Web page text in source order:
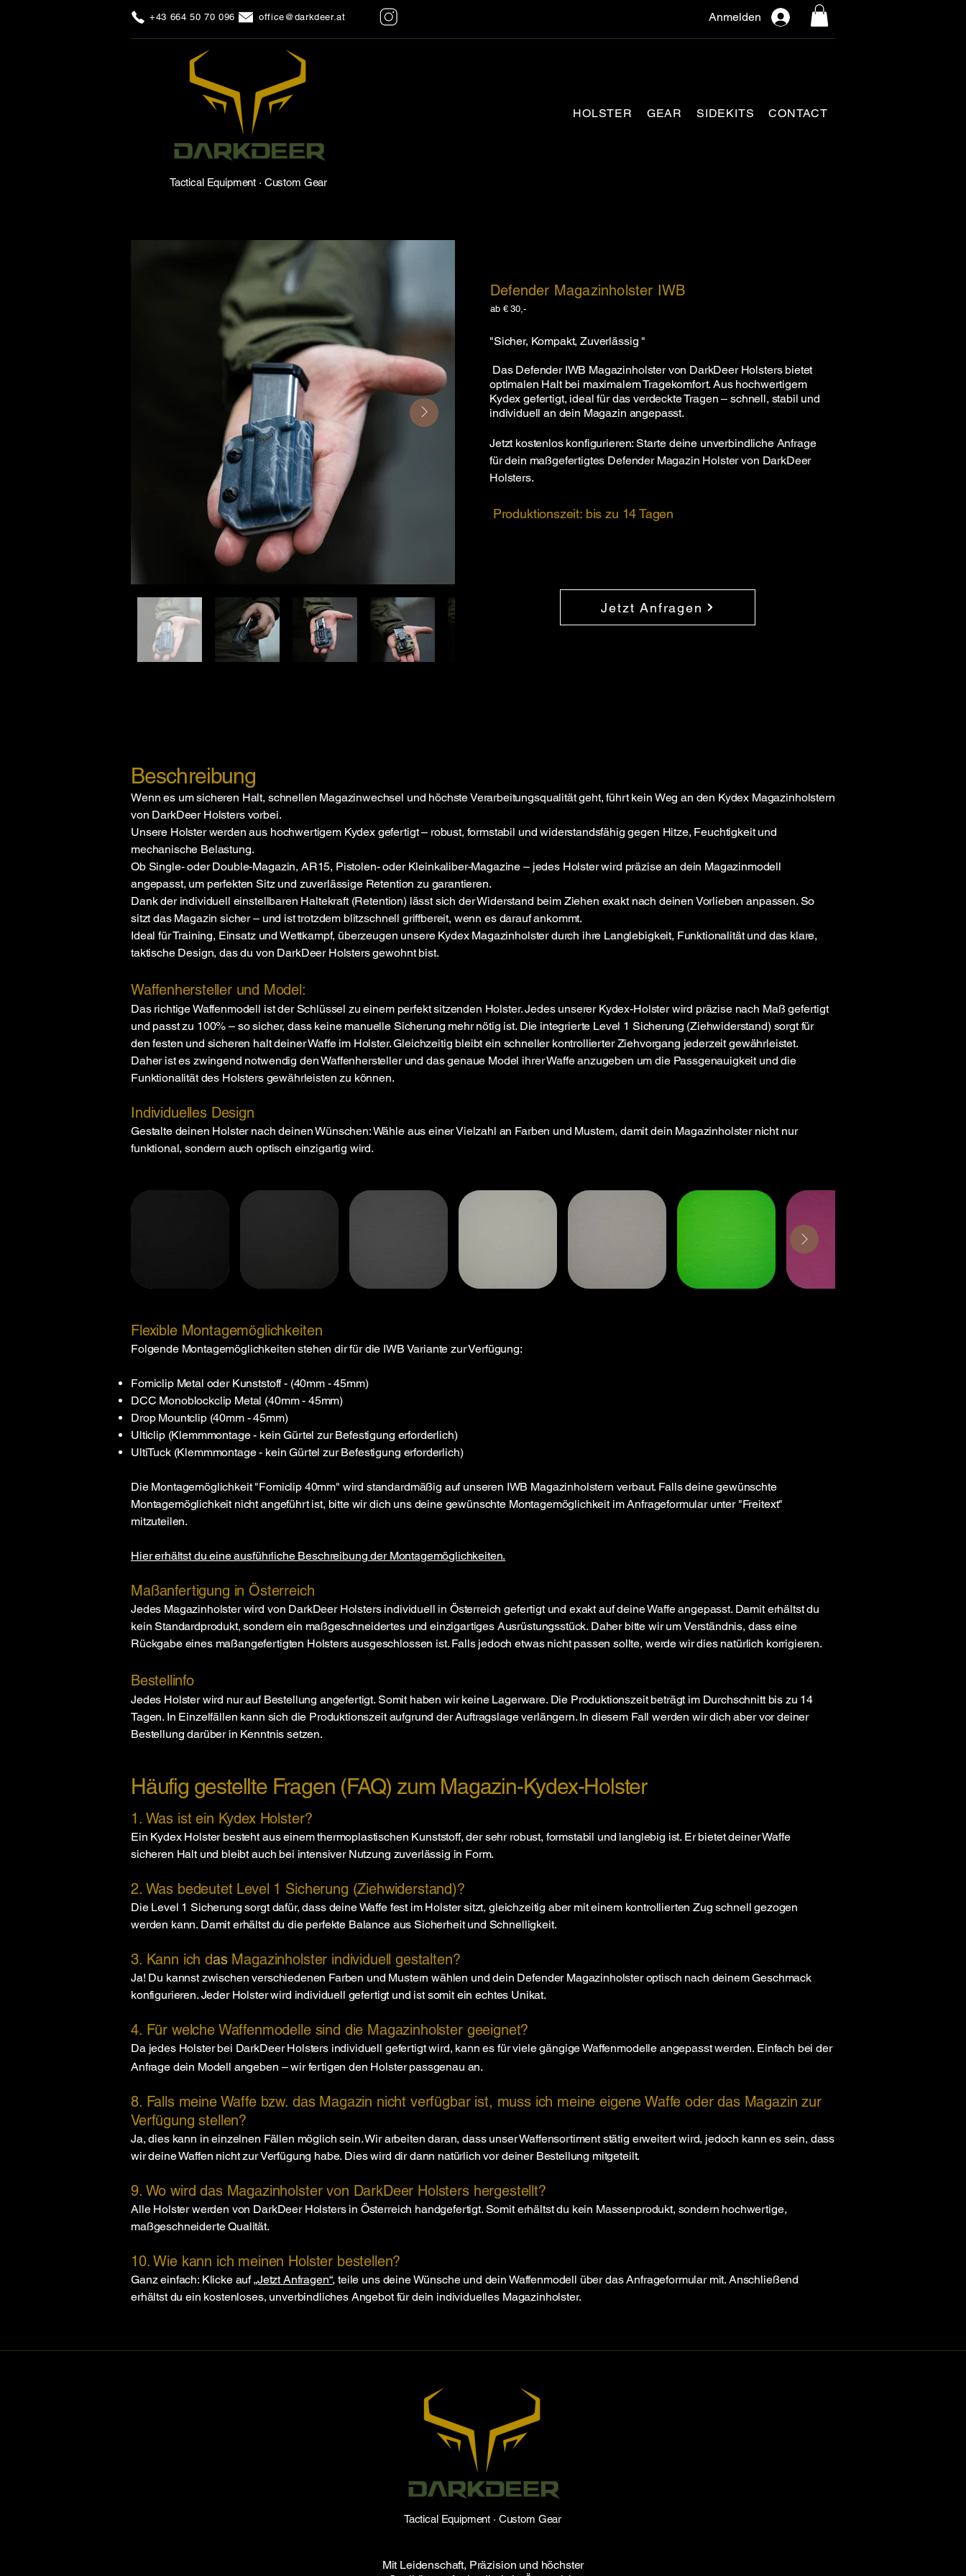
+43 664 50 70 096 office@darkdeer.at Anmelden
HOLSTER GEAR SIDEKITS CONTACT
Tactical Equipment · Custom Gear
Defender Magazinholster IWB
ab € 30,-
"Sicher, Kompakt, Zuverlässig "
Das Defender IWB Magazinholster von DarkDeer Holsters bietet
optimalen Halt bei maximalem Tragekomfort. Aus hochwertigem
Kydex gefertigt, ideal für das verdeckte Tragen – schnell, stabil und
individuell an dein Magazin angepasst.
Jetzt kostenlos konfigurieren: Starte deine unverbindliche Anfrage
für dein maßgefertigtes Defender Magazin Holster von DarkDeer
Holsters.
Produktionszeit: bis zu 14 Tagen
Jetzt Anfragen
Beschreibung
Wenn es um sicheren Halt, schnellen Magazinwechsel und höchste Verarbeitungsqualität geht, führt kein Weg an den Kydex Magazinholstern
von DarkDeer Holsters vorbei.
Unsere Holster werden aus hochwertigem Kydex gefertigt – robust, formstabil und widerstandsfähig gegen Hitze, Feuchtigkeit und
mechanische Belastung.
Ob Single- oder Double-Magazin, AR15, Pistolen- oder Kleinkaliber-Magazine – jedes Holster wird präzise an dein Magazinmodell
angepasst, um perfekten Sitz und zuverlässige Retention zu garantieren.
Dank der individuell einstellbaren Haltekraft (Retention) lässt sich der Widerstand beim Ziehen exakt nach deinen Vorlieben anpassen. So
sitzt das Magazin sicher – und ist trotzdem blitzschnell griffbereit, wenn es darauf ankommt.
Ideal für Training, Einsatz und Wettkampf, überzeugen unsere Kydex Magazinholster durch ihre Langlebigkeit, Funktionalität und das klare,
taktische Design, das du von DarkDeer Holstersgewohnt bist.
Waffenhersteller und Model:
Das richtige Waffenmodell ist der Schlüssel zu einem perfekt sitzenden Holster. Jedes unserer Kydex-Holster wird präzise nach Maß gefertigt
und passt zu 100% – so sicher, dass keine manuelle Sicherung mehr nötig ist. Die integrierte Level 1 Sicherung (Ziehwiderstand) sorgt für
den festen und sicheren halt deiner Waffe im Holster. Gleichzeitig bleibt ein schneller kontrollierter Ziehvorgang jederzeit gewährleistet.
Daher ist es zwingend notwendig den Waffenhersteller und das genaue Model ihrer Waffe anzugeben um die Passgenauigkeit und die
Funktionalität des Holsters gewährleisten zu können.
Individuelles Design
Gestalte deinen Holster nach deinen Wünschen: Wähle aus einer Vielzahl an Farben und Mustern, damit dein Magazinholster nicht nur
funktional, sondern auch optisch einzigartig wird.
Flexible Montagemöglichkeiten
Folgende Montagemöglichkeiten stehen dir für die IWB Variante zur Verfügung:​​
Fomiclip Metal oder Kunststoff - (40mm - 45mm)
DCC Monoblockclip Metal (40mm - 45mm)
Drop Mountclip (40mm - 45mm)
Ulticlip (Klemmmontage - kein Gürtel zur Befestigung erforderlich)
UltiTuck (Klemmmontage - kein Gürtel zur Befestigung erforderlich)
Die Montagemöglichkeit "Fomiclip 40mm" wird standardmäßig auf unseren IWB Magazinholstern verbaut. Falls deine gewünschte
Montagemöglichkeit nicht angeführt ist, bitte wir dich uns deine gewünschte Montagemöglichkeit im Anfrageformular unter "Freitext"
mitzuteilen.
Hier erhältst du eine ausführliche Beschreibung der Montagemöglichkeiten.
Maßanfertigung in Österreich
Jedes Magazinholster wird von DarkDeer Holsters individuell in Österreich gefertigt und exakt auf deine Waffe angepasst. Damit erhältst du
kein Standardprodukt, sondern ein maßgeschneidertes und einzigartiges Ausrüstungsstück. Daher bitte wir um Verständnis, dass eine
Rückgabe eines maßangefertigten Holsters ausgeschlossen ist. Falls jedoch etwas nicht passen sollte, werde wir dies natürlich korrigieren.
Bestellinfo
​Jedes Holster wird nur auf Bestellung angefertigt. Somit haben wir keine Lagerware. Die Produktionszeit beträgt im Durchschnitt bis zu 14
Tagen. In Einzelfällen kann sich die Produktionszeit aufgrund der Auftragslage verlängern. In diesem Fall werden wir dich aber vor deiner
Bestellung darüber in Kenntnis setzen.
Häufig gestellte Fragen (FAQ) zum Magazin-Kydex-Holster
1. Was ist ein Kydex Holster?
Ein Kydex Holster besteht aus einem thermoplastischen Kunststoff, der sehr robust, formstabil und langlebig ist. Er bietet deiner Waffe
sicheren Halt und bleibt auch bei intensiver Nutzung zuverlässig in Form.
2. Was bedeutet Level 1 Sicherung (Ziehwiderstand)?
Die Level 1 Sicherung sorgt dafür, dass deine Waffe fest im Holster sitzt, gleichzeitig aber mit einem kontrollierten Zug schnell gezogen
werden kann. Damit erhältst du die perfekte Balance aus Sicherheit und Schnelligkeit.
3. Kann ich das Magazinholster individuell gestalten?
Ja! Du kannst zwischen verschiedenen Farben und Mustern wählen und dein Defender Magazinholster optisch nach deinem Geschmack
konfigurieren. Jeder Holster wird individuell gefertigt und ist somit ein echtes Unikat.
​4. Für welche Waffenmodelle sind die Magazinholster geeignet?
Da jedes Holster bei DarkDeer Holstersindividuell gefertigt wird, kann es für viele gängige Waffenmodelle angepasst werden. Einfach bei der
Anfrage dein Modell angeben – wir fertigen den Holster passgenau an.
8. Falls meine Waffe bzw. das Magazin nicht verfügbar ist, muss ich meine eigene Waffe oder das Magazin zur
Verfügung stellen?
Ja, dies kann in einzelnen Fällen möglich sein. Wir arbeiten daran, dass unser Waffensortiment stätig erweitert wird, jedoch kann es sein, dass
wir deine Waffen nicht zur Verfügung habe. Dies wird dir dann natürlich vor deiner Bestellung mitgeteilt.
9. Wo wird das Magazinholster von DarkDeer Holsters hergestellt?
Alle Holster werden von DarkDeer Holstersin Österreich handgefertigt. Somit erhältst du kein Massenprodukt, sondern hochwertige,
maßgeschneiderte Qualität.
10. Wie kann ich meinen Holster bestellen?
Ganz einfach: Klicke auf„Jetzt Anfragen“, teile uns deine Wünsche und dein Waffenmodell über das Anfrageformular mit. Anschließend
erhältst du ein kostenloses, unverbindliches Angebot für dein individuelles Magazinholster.
Tactical Equipment · Custom Gear
Mit Leidenschaft, Präzision und höchster